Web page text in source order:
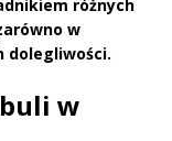
różnych
w
dolegliwości.
w